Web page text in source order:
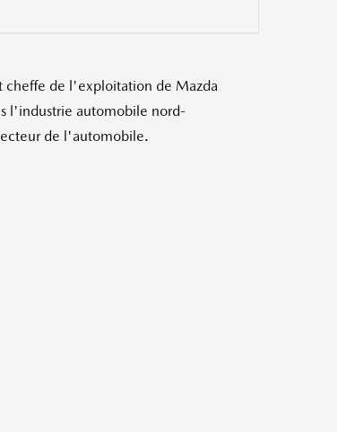
de l'exploitation de Mazda
l'industrie automobile nord-
de l'automobile.